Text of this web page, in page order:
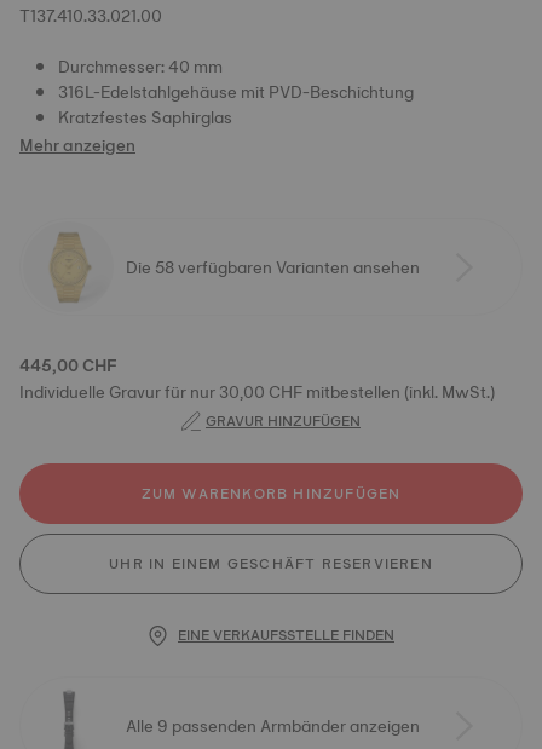
T137.410.33.021.00
Durchmesser: 40 mm
316L-Edelstahlgehäuse mit PVD-Beschichtung
Kratzfestes Saphirglas
Mehr anzeigen
Die 58 verfügbaren Varianten ansehen
445,00 CHF
Individuelle Gravur für nur 30,00 CHF mitbestellen (inkl. MwSt.)
GRAVUR HINZUFÜGEN
ZUM WARENKORB HINZUFÜGEN
UHR IN EINEM GESCHÄFT RESERVIEREN
EINE VERKAUFSSTELLE FINDEN
Alle 9 passenden Armbänder anzeigen